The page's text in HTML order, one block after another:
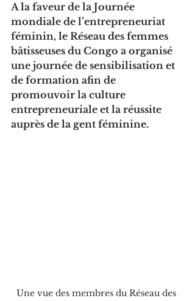
A la faveur de la Journée
mondiale de l’entrepreneuriat
féminin, le Réseau des femmes
bâtisseuses du Congo a organisé
une journée de sensibilisation et
de formation afin de
promouvoir la culture
entrepreneuriale et la réussite
auprès de la gent féminine.
Une vue des membres du Réseau des